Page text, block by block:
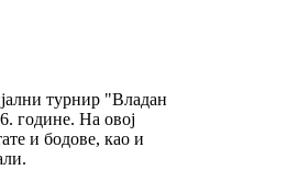
турнир "Владан
године. На овој
и бодове, као и